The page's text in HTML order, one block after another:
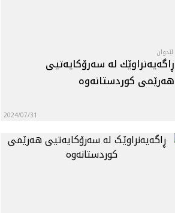
لێدوان
ڕاگه‌يه‌نراوێك له‌ سه‌رۆكايه‌تيى
هه‌رێمى كوردستانه‌وه‌
2024/07/31